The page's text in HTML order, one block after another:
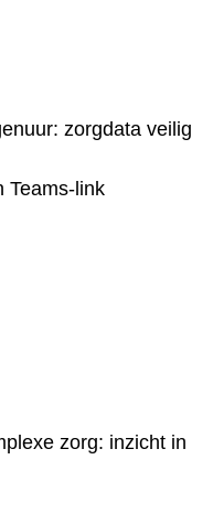
zorgdata veilig
Teams-link
zorg: inzicht in